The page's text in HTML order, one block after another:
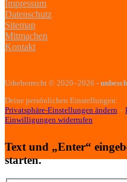
Impressum
Datenschutz
Sitemap
Mitmachen
Kontakt
Urheberrecht © 2020–2026 -
Deine persönlichen Einstellungen:
Privatsphäre-Einstellungen ändern –
Einwilligungen widerrufen
Text und „Enter“
starten.